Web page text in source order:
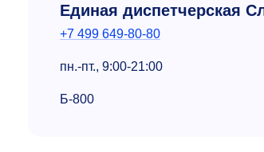
Единая диспетчерская
+7 499 649-80-80
пн.-пт., 9:00-21:00
Б-800